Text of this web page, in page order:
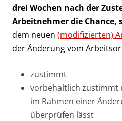
drei Wochen nach der
Arbeitnehmer die Chance,
dem neuen (modifizierten)
der Änderung vom
zustimmt
vorbehaltlich zustimmt
im Rahmen einer
überprüfen lässt